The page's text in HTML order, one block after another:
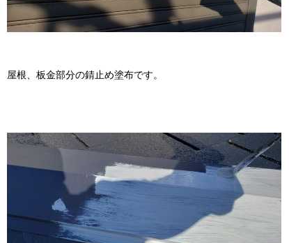
屋根、板金部分の錆止め塗布です。